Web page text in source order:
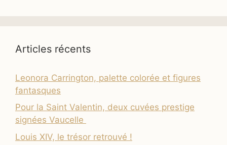
Articles récents
Leonora Carrington, palette colorée et figures
fantasques
Pour la Saint Valentin, deux cuvées prestige
signées Vaucelle
Louis XIV, le trésor retrouvé !